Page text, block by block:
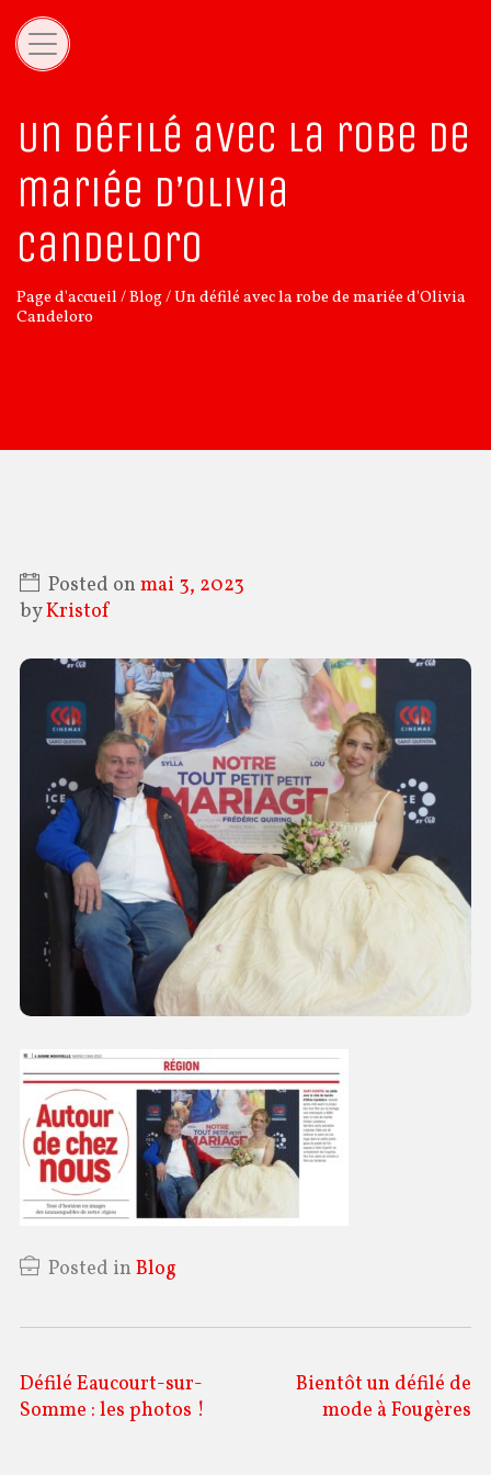
Un défilé avec la robe de
mariée d’Olivia
Candeloro
Page d'accueil /Blog/Un défilé avec la robe de mariée d'Olivia
Candeloro
Posted on mai 3, 2023
byKristof
Posted in Blog
Navigation
Défilé Eaucourt-sur-
Somme : les photos !
Bientôt un défilé de
mode à Fougères